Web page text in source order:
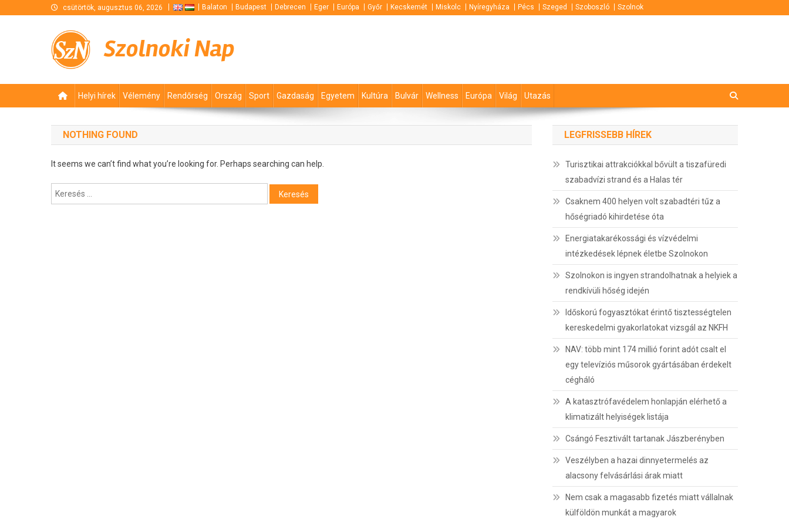
csütörtök, augusztus 06, 2026 Balaton Budapest Debrecen Eger Európa Győr Kecskemét Miskolc Nyíregyháza Pécs Szeged Szoboszló Szolnok
Szolnoki Nap
Helyi hírek Vélemény Rendőrség Ország Sport Gazdaság Egyetem Kultúra Bulvár Wellness Európa Világ Utazás
NOTHING FOUND
It seems we can’t find what you’re looking for. Perhaps searching can help.
Keresés:
LEGFRISSEBB HÍREK
Turisztikai attrakciókkal bővült a tiszafüredi
szabadvízi strand és a Halas tér
Csaknem 400 helyen volt szabadtéri tűz a
hőségriadó kihirdetése óta
Energiatakarékossági és vízvédelmi
intézkedések lépnek életbe Szolnokon
Szolnokon is ingyen strandolhatnak a helyiek a
rendkívüli hőség idején
Időskorú fogyasztókat érintő tisztességtelen
kereskedelmi gyakorlatokat vizsgál az NKFH
NAV: több mint 174 millió forint adót csalt el
egy televíziós műsorok gyártásában érdekelt
cégháló
A katasztrófavédelem honlapján elérhető a
klimatizált helyiségek listája
Csángó Fesztivált tartanak Jászberényben
Veszélyben a hazai dinnyetermelés az
alacsony felvásárlási árak miatt
Nem csak a magasabb fizetés miatt vállalnak
külföldön munkát a magyarok